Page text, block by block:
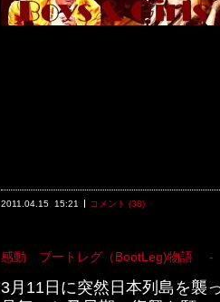
2011.04.15 15:21 コメント (38)
感動 ブートレグ（BootLeg)物
3月11日に突然日本列島を襲